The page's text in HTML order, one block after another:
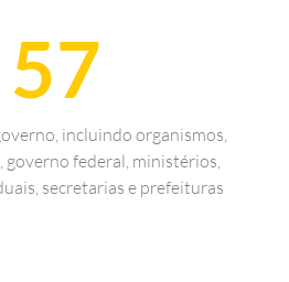
57
incluindo organismos,
federal, ministérios,
secretarias e prefeituras